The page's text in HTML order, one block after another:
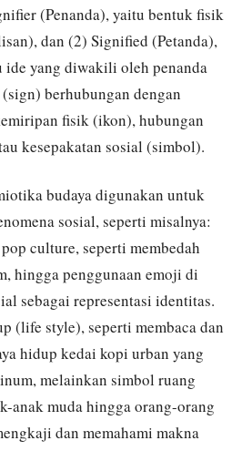
(Penanda), yaitu bentuk fisik
dan (2) Signified (Petanda),
ide yang diwakili oleh penanda
berhubungan dengan
fisik (ikon), hubungan
kesepakatan sosial (simbol).
budaya digunakan untuk
sosial, seperti misalnya:
culture, seperti membedah
hingga penggunaan emoji di
sebagai representasi identitas.
(life style), seperti membaca dan
hidup kedai kopi urban yang
melainkan simbol ruang
anak muda hingga orang-orang
dan memahami makna